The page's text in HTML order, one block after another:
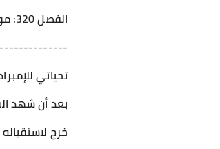
الفصل 320: موت سيد الزمان! ردّ قسم دم الخطيئة، قصر مويون!
تحياتي
بعد أن شهد
خرج